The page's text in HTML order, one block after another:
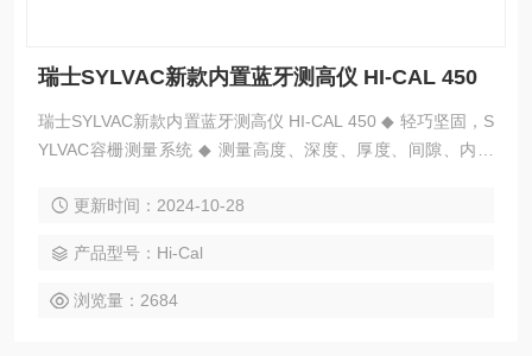
瑞士SYLVAC新款内置蓝牙测高仪 HI-CAL 450
瑞士SYLVAC新款内置蓝牙测高仪 HI-CAL 450 ◆ 轻巧坚固，S
YLVAC容栅测量系统 ◆ 测量高度、深度、厚度、间隙、内外
动存储，电动测头，敏感防撞
更新时间：2024-10-28
产品型号：Hi-Cal
浏览量：2684